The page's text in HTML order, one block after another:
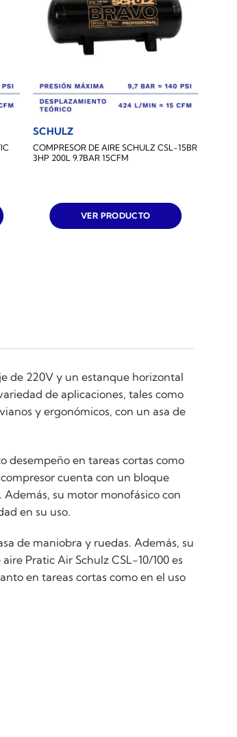
SCHULZ
COMPRESOR DE AIRE SCHULZ CSL-15BR
3HP 200L 9.7BAR 15CFM
VER PRODUCTO
de 220V y un estanque horizontal
de aplicaciones, tales como
y ergonómicos, con un asa de
desempeño en tareas cortas como
cuenta con un bloque
su motor monofásico con
en su uso.
de maniobra y ruedas. Además, su
Pratic Air Schulz CSL-10/100 es
en tareas cortas como en el uso